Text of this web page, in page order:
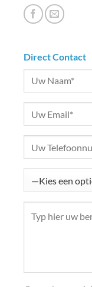
Direct Contact